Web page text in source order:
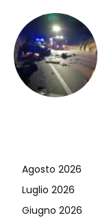
Agosto 2026
Luglio 2026
Giugno 2026